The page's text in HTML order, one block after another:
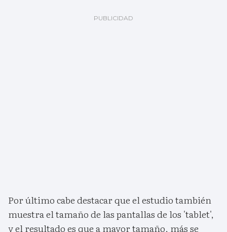
Por último cabe destacar que el estudio también
muestra el tamaño de las pantallas de los 'tablet',
y el resultado es que a mayor tamaño, más se